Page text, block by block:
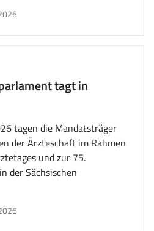
tagt in
tagen die Mandatsträger
der Ärzteschaft im Rahmen
und zur 75.
der Sächsischen